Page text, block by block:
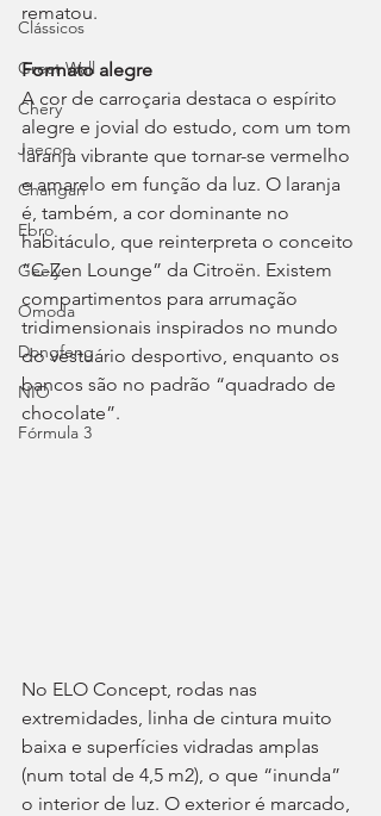
Clássicos
Great Wall
Chery
Jaecoo
Changan
Ebro
Geely
Omoda
Dongfeng
NIO
Fórmula 3
rematou.
Formato alegre
A cor de carroçaria destaca o espírito
alegre e jovial do estudo, com um tom
laranja vibrante que tornar-se vermelho
e amarelo em função da luz. O laranja
é, também, a cor dominante no
habitáculo, que reinterpreta o conceito
“C-Zen Lounge” da Citroën. Existem
compartimentos para arrumação
tridimensionais inspirados no mundo
do vestuário desportivo, enquanto os
bancos são no padrão “quadrado de
chocolate”.
No ELO Concept, rodas nas
extremidades, linha de cintura muito
baixa e superfícies vidradas amplas
(num total de 4,5 m2), o que “inunda”
o interior de luz. O exterior é marcado,